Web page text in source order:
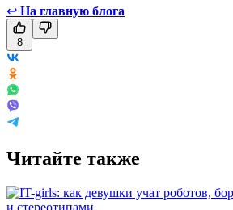
↩ На главную блога
8
Читайте также